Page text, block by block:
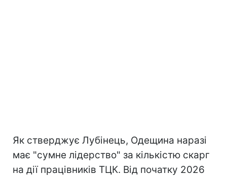
Як стверджує Лубінець, Одещина наразі
має "сумне лідерство" за кількістю скарг
на дії працівників ТЦК. Від початку 2026